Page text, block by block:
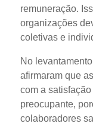
remuneração.
organizações
coletivas e
No
afirmaram que
com a
preocupante,
colaboradores